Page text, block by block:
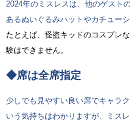
2024年のミスレスは、他のゲスト
あるぬいぐるみハットやカチュー
たとえば、怪盗キッドのコスプレ
験はできません。
◆席は全席指定
少しでも見やすい良い席でキャラ
いう気持ちはわかりますが、ミス